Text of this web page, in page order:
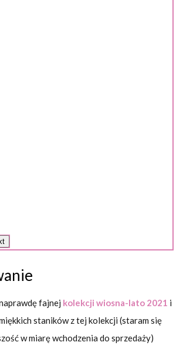
fajnej kolekcji wiosna-lato 2021 i
staników z tej kolekcji (staram się
w miarę wchodzenia do sprzedaży)